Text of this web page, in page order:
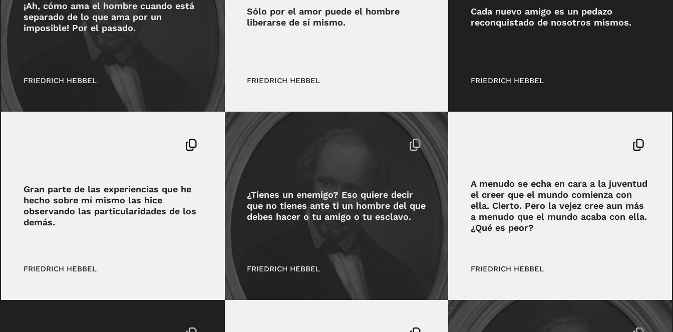
¡Ah, cómo ama el hombre cuando está
separado de lo que ama por un
imposible! Por el pasado.
FRIEDRICH HEBBEL
Sólo por el amor puede el hombre
liberarse de sí mismo.
FRIEDRICH HEBBEL
Cada nuevo amigo es un pedazo
reconquistado de nosotros mismos.
FRIEDRICH HEBBEL
Gran parte de las experiencias que he
hecho sobre mí mismo las hice
observando las particularidades de los
demás.
FRIEDRICH HEBBEL
¿Tienes un enemigo? Eso quiere decir
que no tienes ante ti un hombre del que
debes hacer o tu amigo o tu esclavo.
FRIEDRICH HEBBEL
A menudo se echa en cara a la juventud
el creer que el mundo comienza con
ella. Cierto. Pero la vejez cree aun más
a menudo que el mundo acaba con ella.
¿Qué es peor?
FRIEDRICH HEBBEL